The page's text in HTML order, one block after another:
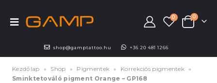
0 0
shop@gamptattoo.hu +36 20 481 1266
Kezdőlap » Shop » Pigmentek » Korrekciós pigmentek »
Sminktetováló pigment Orange – GP168